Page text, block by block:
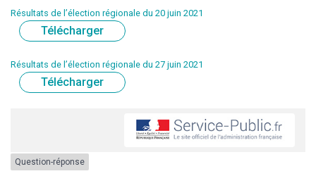
Résultats de l’élection régionale du 20 juin 2021
Télécharger
Résultats de l’élection régionale du 27 juin 2021
Télécharger
Question-réponse